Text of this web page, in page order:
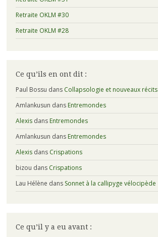
Retraite OKLM #30
Retraite OKLM #28
Ce qu’ils en ont dit :
Paul Bossu dans Collapsologie et nouveaux récits
Amlankusun dans Entremondes
Alexisdans Entremondes
Amlankusun dans Entremondes
Alexisdans Crispations
bizou dans Crispations
Lau Hélène dans Sonnet à la callipyge vélocipède
Ce qu’il y a eu avant :